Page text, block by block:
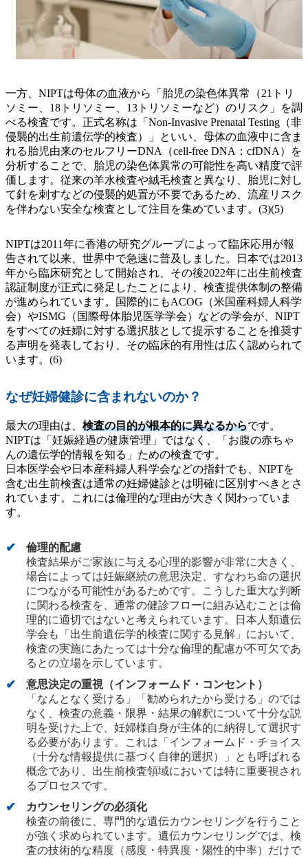
一方、NIPTは母体の血液から「胎児の染色体異常（21トリ
ソミー、18トリソミー、13トリソミーなど）のリスク」を調
べる検査です。正式名称は「Non-Invasive Prenatal Testing（非
侵襲的出生前遺伝学的検査）」といい、母体の血液中に含ま
れる胎児由来のセルフリーDNA（cell-free DNA：cfDNA）を
分析することで、胎児の染色体異常の可能性を高い精度で評
価します。従来の羊水検査や絨毛検査と異なり、胎児に対し
て針を刺すなどの侵襲的処置が不要であるため、流産リスク
を伴わない安全な検査として注目を集めています。(3)(5)
NIPTは2011年に香港の研究グループによって臨床応用が報
告されて以来、世界中で急速に普及しました。日本では2013
年から臨床研究として開始され、その後2022年に出生前検査
認証制度が正式に発足したことにより、検査提供体制の整備
が進められています。国際的にもACOG（米国産科婦人科学
会）やISMG（国際母体胎児医学学会）などの学会が、NIPT
をすべての妊婦に対する選択肢として提示することを推奨す
る声明を発表しており、その臨床的有用性は広く認められて
います。(6)
なぜ妊婦健診に含まれないのか？
最大の理由は、 検査の目的が根本的に異なるからです。
NIPTは「妊娠経過の健康管理」ではなく、「お腹の赤ちゃ
んの遺伝学的情報を知る」ための検査です。
日本医学会や日本産科婦人科学会などの指針でも、NIPTを
含む出生前検査は通常の妊婦健診とは明確に区別すべきとさ
れています。これには倫理的な理由が大きく関わっていま
す。
倫理的配慮
検査結果がご家族に与える心理的影響が非常に大きく、
場合によっては妊娠継続の意思決定、すなわち命の選択
につながる可能性があるためです。こうした重大な判断
に関わる検査を、通常の健診フローに組み込むことは倫
理的に適切ではないと考えられています。日本人類遺伝
学会も「出生前遺伝学的検査に関する見解」において、
検査の実施にあたっては十分な倫理的配慮が不可欠であ
るとの立場を示しています。
意思決定の重視（インフォームド・コンセント）
「なんとなく受ける」「勧められたから受ける」のでは
なく、検査の意義・限界・結果の解釈について十分な説
明を受けた上で、妊婦様自身が主体的に納得して選択す
る必要があります。これは「インフォームド・チョイス
（十分な情報提供に基づく自律的選択）」とも呼ばれる
概念であり、出生前検査領域においては特に重要視され
るプロセスです。
カウンセリングの必須化
検査の前後に、専門的な遺伝カウンセリングを行うこと
が強く求められています。遺伝カウンセリングでは、検
査の技術的な精度（感度・特異度・陽性的中率）だけで